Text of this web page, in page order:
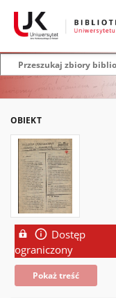
OBIEKT
Dostęp
ograniczony
Pokaż treść